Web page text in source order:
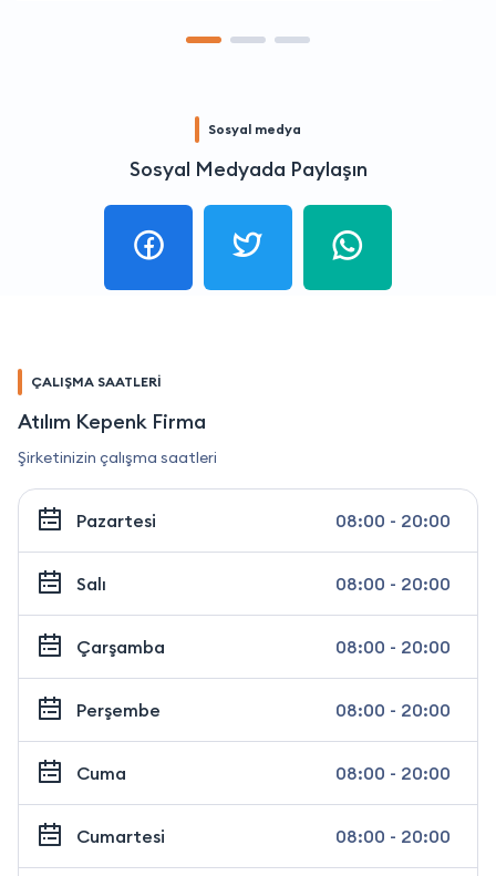
Sosyal medya
Sosyal Medyada Paylaşın
ÇALIŞMA SAATLERİ
Atılım Kepenk Firma
Şirketinizin çalışma saatleri
Pazartesi 08:00 - 20:00
Salı 08:00 - 20:00
Çarşamba 08:00 - 20:00
Perşembe 08:00 - 20:00
Cuma 08:00 - 20:00
Cumartesi 08:00 - 20:00